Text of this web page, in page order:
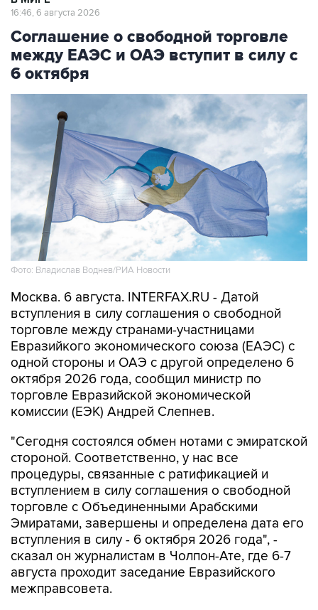
16:46, 6 августа 2026
Соглашение о свободной торговле
между ЕАЭС и ОАЭ вступит в силу с
6 октября
Фото: Владислав Воднев/РИА Новости
Москва. 6 августа. INTERFAX.RU - Датой
вступления в силу соглашения о свободной
торговле между странами-участницами
Евразийкого экономического союза (ЕАЭС) с
одной стороны и ОАЭ с другой определено 6
октября 2026 года, сообщил министр по
торговле Евразийской экономической
комиссии (ЕЭК) Андрей Слепнев.
"Сегодня состоялся обмен нотами с эмиратской
стороной. Соответственно, у нас все
процедуры, связанные с ратификацией и
вступлением в силу соглашения о свободной
торговле с Объединенными Арабскими
Эмиратами, завершены и определена дата его
вступления в силу - 6 октября 2026 года", -
сказал он журналистам в Чолпон-Ате, где 6-7
августа проходит заседание Евразийского
межправсовета.